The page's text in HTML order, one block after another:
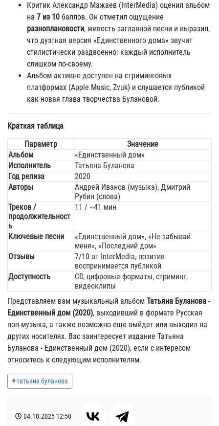
Критик Александр Мажаев (InterMedia) оценил альбом
на 7 из 10 баллов. Он отметил ощущение
разноплановости, живость заглавной песни и выразил,
что дуэтная версия «Единственного дома» звучит
стилистически раздвоенно: каждый исполнитель
слишком по‑своему.
Альбом активно доступен на стриминговых
платформах (Apple Music, Zvuk) и слушается публикой
как новая глава творчества Булановой.
Краткая таблица
Параметр
Значение
Альбом
«Единственный дом»
Исполнитель
Татьяна Буланова
Год релиза
2020
Авторы
Андрей Иванов (музыка), Дмитрий
Рубин (слова)
Треков /
продолжительност
ь
11 / ~41 мин
Ключевые песни
«Единственный дом», «Не забывай
меня», «Последний дом»
Отзывы
7/10 от InterMedia, позитив
воспринимается публикой
Доступность
CD, цифровые форматы, стриминг,
видеоклипы
Представляем вам музыкальный альбом Татьяна Буланова -
Единственный дом (2020), выходивший в формате Русская
поп-музыка, а также возможно еще выйдет или выходил на
других носителях. Вас заинтересует издание Татьяна
Буланова - Единственный дом (2020), если с интересом
относитесь к следующим исполнителям.
татьяна буланова
04.10.2025 12:50